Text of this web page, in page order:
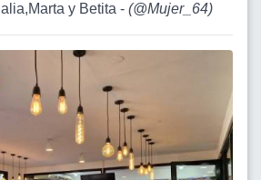
y Betita - (@Mujer_64)